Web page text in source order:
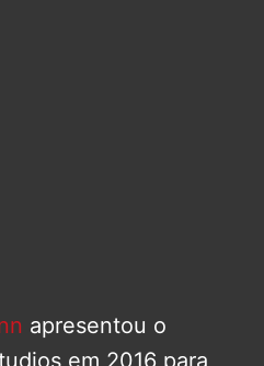
apresentou o
em 2016 para